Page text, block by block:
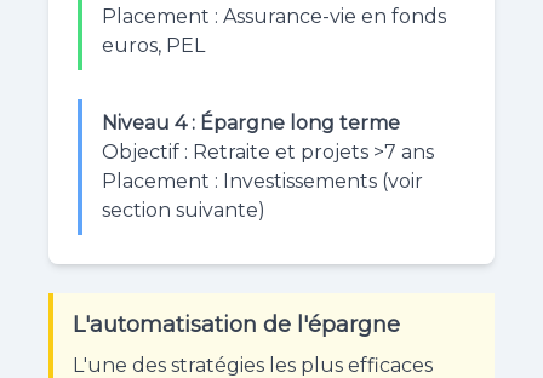
Placement : Assurance-vie en fonds
euros, PEL
Niveau 4 : Épargne long terme
Objectif : Retraite et projets >7 ans
Placement : Investissements (voir
section suivante)
L'automatisation de l'épargne
L'une des stratégies les plus efficaces